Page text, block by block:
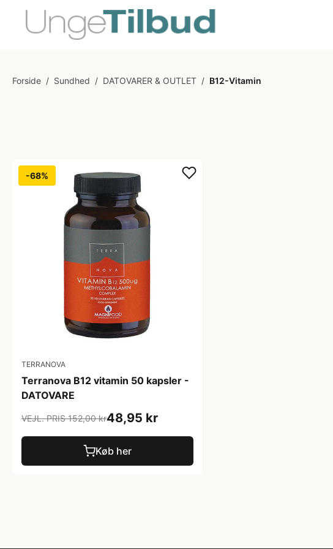
Forside / Sundhed / DATOVARER & OUTLET / B12-Vitamin
-68%
TERRANOVA
Terranova B12 vitamin 50 kapsler -
DATOVARE
VEJL. PRIS 152,00 kr48,95 kr
Køb her